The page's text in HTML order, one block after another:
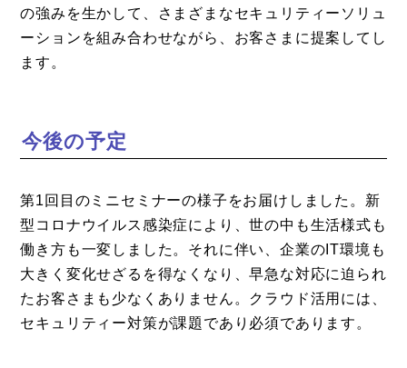
の強みを生かして、さまざまなセキュリティーソリュ
ーションを組み合わせながら、お客さまに提案してし
ます。
今後の予定
第1回目のミニセミナーの様子をお届けしました。新
型コロナウイルス感染症により、世の中も生活様式も
働き方も一変しました。それに伴い、企業のIT環境も
大きく変化せざるを得なくなり、早急な対応に迫られ
たお客さまも少なくありません。クラウド活用には、
セキュリティー対策が課題であり必須であります。